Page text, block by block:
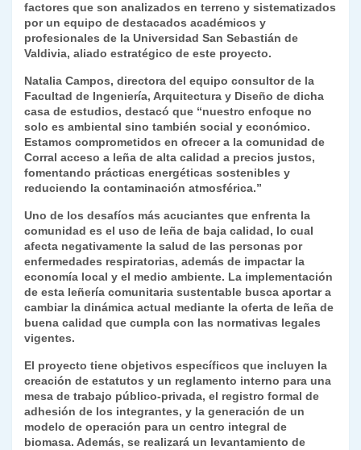
factores que son analizados en terreno y sistematizados
por un equipo de destacados académicos y
profesionales de la Universidad San Sebastián de
Valdivia, aliado estratégico de este proyecto.
Natalia Campos, directora del equipo consultor de la
Facultad de Ingeniería, Arquitectura y Diseño de dicha
casa de estudios, destacó que “nuestro enfoque no
solo es ambiental sino también social y económico.
Estamos comprometidos en ofrecer a la comunidad de
Corral acceso a leña de alta calidad a precios justos,
fomentando prácticas energéticas sostenibles y
reduciendo la contaminación atmosférica.”
Uno de los desafíos más acuciantes que enfrenta la
comunidad es el uso de leña de baja calidad, lo cual
afecta negativamente la salud de las personas por
enfermedades respiratorias, además de impactar la
economía local y el medio ambiente. La implementación
de esta leñería comunitaria sustentable busca aportar a
cambiar la dinámica actual mediante la oferta de leña de
buena calidad que cumpla con las normativas legales
vigentes.
El proyecto tiene objetivos específicos que incluyen la
creación de estatutos y un reglamento interno para una
mesa de trabajo público-privada, el registro formal de
adhesión de los integrantes, y la generación de un
modelo de operación para un centro integral de
biomasa. Además, se realizará un levantamiento de